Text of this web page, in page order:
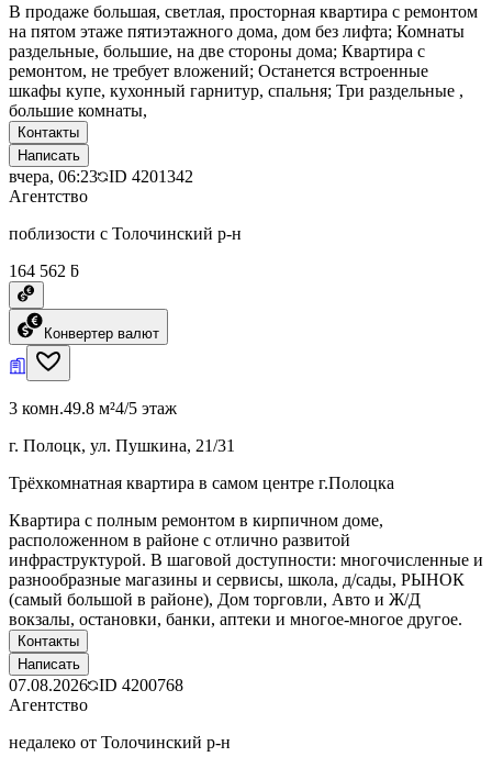
В продаже большая, светлая, просторная квартира с ремонтом
на пятом этаже пятиэтажного дома, дом без лифта; Комнаты
раздельные, большие, на две стороны дома; Квартира с
ремонтом, не требует вложений; Останется встроенные
шкафы купе, кухонный гарнитур, спальня; Три раздельные ,
большие комнаты,
Контакты
Написать
вчера, 06:23 ID 4201342
Агентство
поблизости с Толочинский р-н
164 562 ƃ
Конвертер валют
3 комн.49.8 м²4/5 этаж
г. Полоцк, ул. Пушкина, 21/31
Трёхкомнатная квартира в самом центре г.Полоцка
Квартира с полным ремонтом в кирпичном доме,
расположенном в районе с отлично развитой
инфраструктурой. В шаговой доступности: многочисленные и
разнообразные магазины и сервисы, школа, д/сады, РЫНОК
(самый большой в районе), Дом торговли, Авто и Ж/Д
вокзалы, остановки, банки, аптеки и многое-многое другое.
Контакты
Написать
07.08.2026 ID 4200768
Агентство
недалеко от Толочинский р-н